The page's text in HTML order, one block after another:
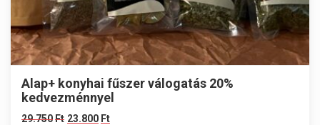
Alap+ konyhai fűszer válogatás 20%
kedvezménnyel
29.750Ft 23.800 Ft